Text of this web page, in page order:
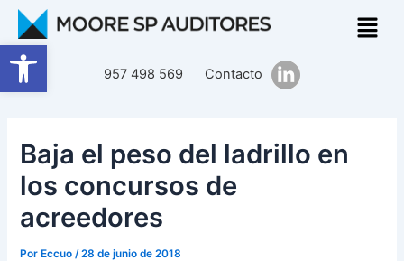
Abrir barra de herramientas
contenido
957 498 569
Contacto
Baja el peso del ladrillo en
los concursos de
acreedores
Por Eccuo/28 de junio de 2018
Navegación
de
entradas